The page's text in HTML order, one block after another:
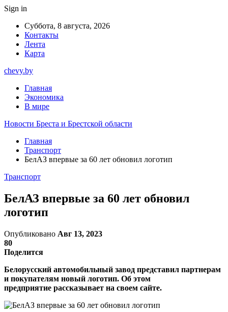
Sign in
Суббота, 8 августа, 2026
Контакты
Лента
Карта
chevy.by
Главная
Экономика
В мире
Новости Бреста и Брестской области
Главная
Транспорт
БелАЗ впервые за 60 лет обновил логотип
Транспорт
БелАЗ впервые за 60 лет обновил
логотип
Опубликовано Авг 13, 2023
80
Поделится
Белорусский автомобильный завод представил партнерам
и покупателям новый логотип. Об этом
предприятие рассказывает на своем сайте.